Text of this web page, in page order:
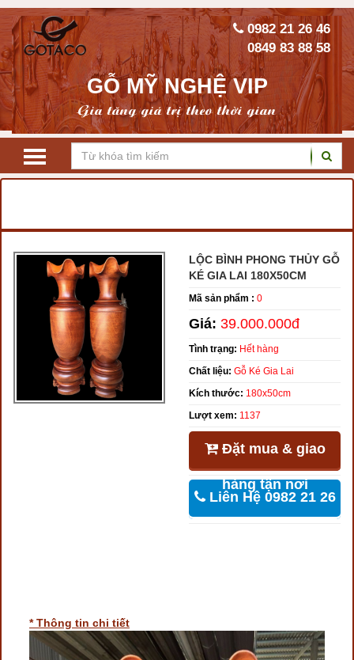
GỖ MỸ NGHỆ VIP
Gia tăng giá trị theo thời gian
0982 21 26 46
0849 83 88 58
LỘC BÌNH PHONG THỦY GỖ
KÉ GIA LAI 180X50CM
Mã sản phẩm : 0
Giá: 39.000.000đ
Tình trạng: Hết hàng
Chất liệu: Gỗ Ké Gia Lai
Kích thước: 180x50cm
Lượt xem: 1137
Đặt mua & giao
hàng tận nơi
Liên Hệ 0982 21 26
* Thông tin chi tiết